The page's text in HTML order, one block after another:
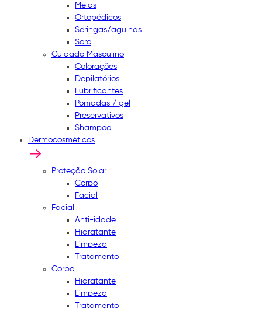
Meias
Ortopédicos
Seringas/agulhas
Soro
Cuidado Masculino
Colorações
Depilatórios
Lubrificantes
Pomadas / gel
Preservativos
Shampoo
Dermocosméticos
Proteção Solar
Corpo
Facial
Facial
Anti-idade
Hidratante
Limpeza
Tratamento
Corpo
Hidratante
Limpeza
Tratamento